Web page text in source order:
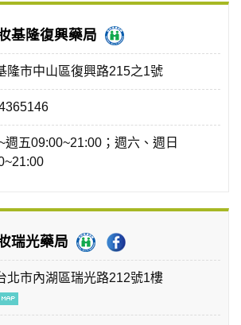
基隆復興藥局
隆市中山區復興路215之1號
週五09:00~21:00；週六、週日
瑞光藥局
北市內湖區瑞光路212號1樓